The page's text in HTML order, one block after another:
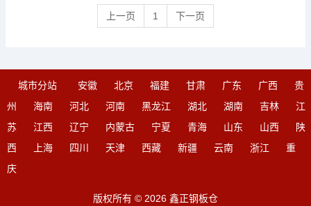
上一页 1 下一页
城市分站 安徽 北京 福建 甘肃 广东 广西
贵
州
海南 河北 河南 黑龙江 湖北 湖南 吉林
江
苏
江西 辽宁 内蒙古 宁夏 青海 山东 山西
陕
西
上海 四川 天津 西藏 新疆 云南 浙江
重
庆
版权所有 © 2026 鑫正钢板仓